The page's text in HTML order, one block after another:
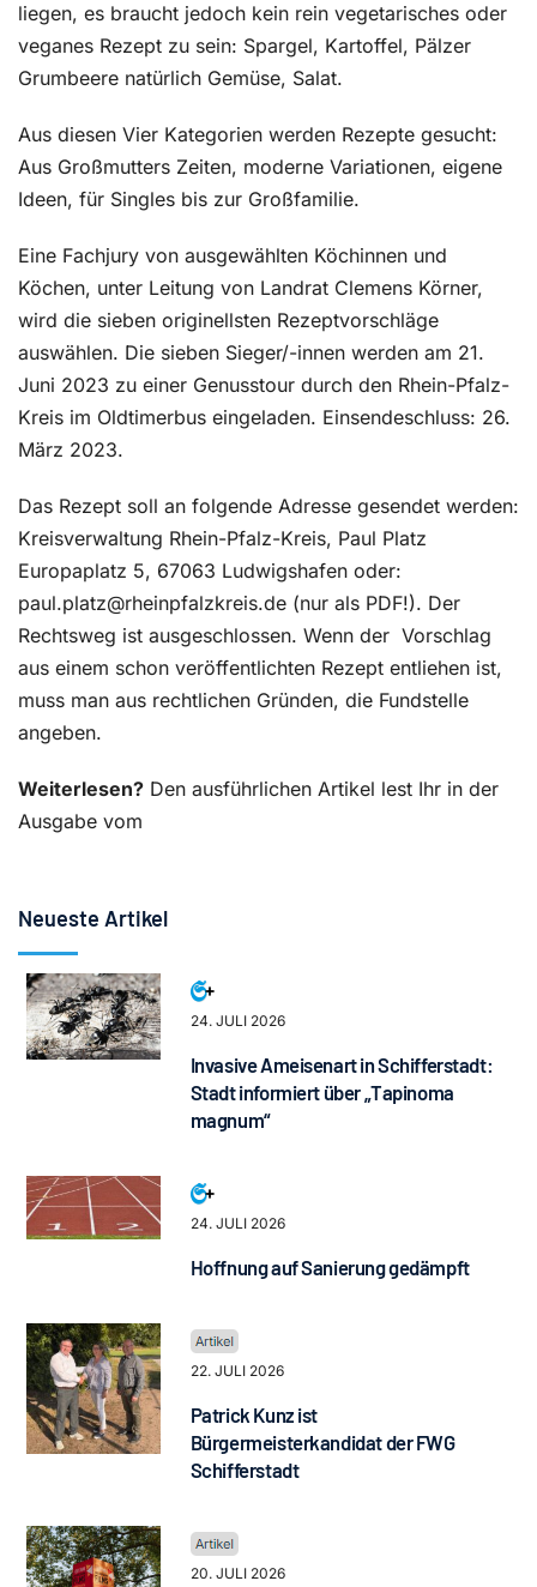
liegen, es braucht jedoch kein rein vegetarisches oder
veganes Rezept zu sein: Spargel, Kartoffel, Pälzer
Grumbeere natürlich Gemüse, Salat.
Aus diesen Vier Kategorien werden Rezepte gesucht:
Aus Großmutters Zeiten, moderne Variationen, eigene
Ideen, für Singles bis zur Großfamilie.
Eine Fachjury von ausgewählten Köchinnen und
Köchen, unter Leitung von Landrat Clemens Körner,
wird die sieben originellsten Rezeptvorschläge
auswählen. Die sieben Sieger/-innen werden am 21.
Juni 2023 zu einer Genusstour durch den Rhein-Pfalz-
Kreis im Oldtimerbus eingeladen. Einsendeschluss: 26.
März 2023.
Das Rezept soll an folgende Adresse gesendet werden:
Kreisverwaltung Rhein-Pfalz-Kreis, Paul Platz
Europaplatz 5, 67063 Ludwigshafen oder:
paul.platz@rheinpfalzkreis.de (nur als PDF!). Der
Rechtsweg ist ausgeschlossen. Wenn der Vorschlag
aus einem schon veröffentlichten Rezept entliehen ist,
muss man aus rechtlichen Gründen, die Fundstelle
angeben.
Weiterlesen? Den ausführlichen Artikel lest Ihr in der
Ausgabe vom
Neueste Artikel
24. JULI 2026
Invasive Ameisenart in Schifferstadt:
Stadt informiert über „Tapinoma
magnum“
24. JULI 2026
Hoffnung auf Sanierung gedämpft
22. JULI 2026
Patrick Kunz ist
Bürgermeisterkandidat der FWG
Schifferstadt
20. JULI 2026